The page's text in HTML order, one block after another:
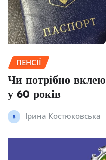
ПЕНСІЇ
Чи потрібно
у 60 років
Ірина Костюковська